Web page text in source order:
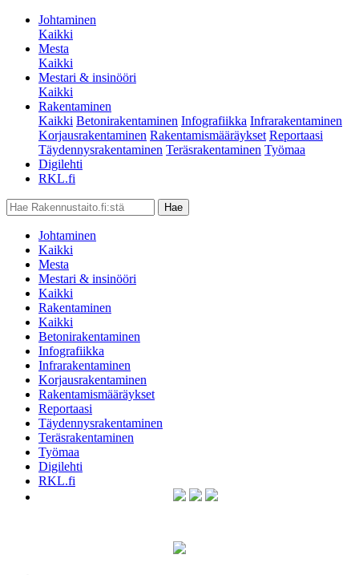
Johtaminen
Kaikki
Mesta
Kaikki
Mestari & insinööri
Kaikki
Rakentaminen
Kaikki Betonirakentaminen Infografiikka Infrarakentaminen
Korjausrakentaminen Rakentamismääräykset Reportaasi
Täydennysrakentaminen Teräsrakentaminen Työmaa
Digilehti
RKL.fi
Johtaminen
Kaikki
Mesta
Mestari & insinööri
Kaikki
Rakentaminen
Kaikki
Betonirakentaminen
Infografiikka
Infrarakentaminen
Korjausrakentaminen
Rakentamismääräykset
Reportaasi
Täydennysrakentaminen
Teräsrakentaminen
Työmaa
Digilehti
RKL.fi